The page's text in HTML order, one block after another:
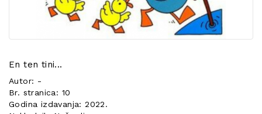
En ten tini...
Autor: -
Br. stranica: 10
Godina izdavanja: 2022.